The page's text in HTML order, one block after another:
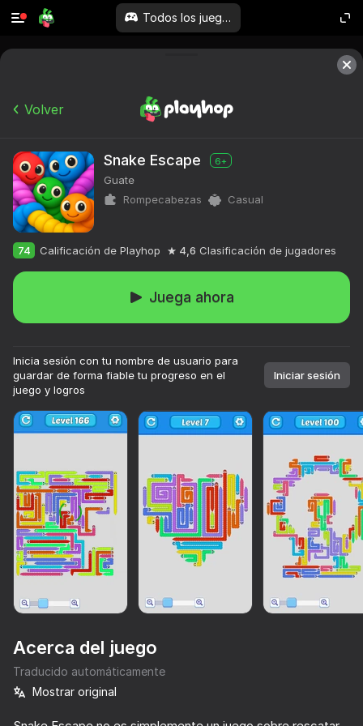
Todos los juegos
Volver
Snake Escape 6+
Guate
Rompecabezas
Casual
74 Calificación de Playhop 4,6 Clasificación de jugadores
Juega ahora
Inicia sesión con tu nombre de usuario para
guardar de forma fiable tu progreso en el
juego y logros
Iniciar sesión
Acerca del juego
Traducido automáticamente
Mostrar original